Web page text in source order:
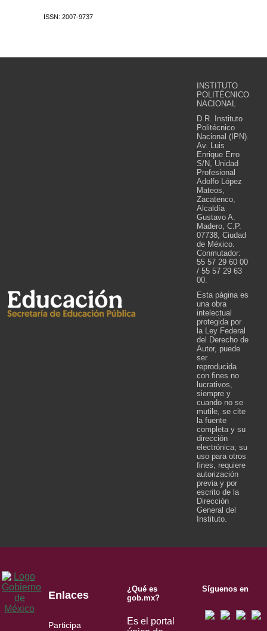
ISSN: 2007-9737
INSTITUTO
POLITÉCNICO
NACIONAL
D.R. Instituto
Politécnico
Nacional (IPN).
Av. Luis
Enrique Erro
S/N, Unidad
Profesional
Adolfo López
Mateos,
Zacatenco,
Alcaldía
Gustavo A.
Madero, C.P.
07738, Ciudad
de México.
Conmutador:
55 57 29 60 00
/ 55 57 29 63
00.
Esta página es
una obra
intelectual
protegida por
la Ley Federal
del Derecho de
Autor, puede
ser
reproducida
con fines no
lucrativos,
siempre y
cuando no se
mutile, se cite
la fuente
completa y su
dirección
electrónica; su
uso para otros
fines, requiere
autorización
previa y por
escrito de la
Dirección
General del
Instituto.
Enlaces
Participa
¿Qué es
gob.mx?
Es el portal
Síguenos en